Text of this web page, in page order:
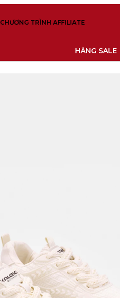
HÀNG SALE
CHƯƠNG TRÌNH AFFILIATE